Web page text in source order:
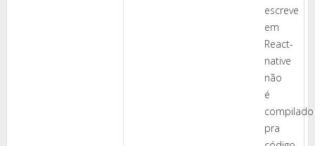
escreve
em
React-
native
não
é
compilado
pra